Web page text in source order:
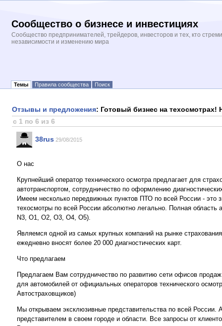
Сообщество о бизнесе и инвестициях
Сообщество предпринимателей, трейдеров, инвесторов и тех, кто
независимости и изменению мира
Темы Правила сообщества Поиск
Отзывы и предложения: Готовый бизнес на техосмотрах!
с 1 по 6 из 6
38rus 29/08/2015
О нас
Крупнейший оператор технического осмотра предлагает для
автотранспортом, сотрудничество по оформлению
Имеем несколько передвижных пунктов ПТО по всей России -
техосмотры по всей России абсолютно легально. Полная
N3, O1, O2, O3, O4, O5).
Являемся одной из самых крупных компаний на рынке
ежедневно вносят более 20 000 диагностических карт.
Что предлагаем
Предлагаем Вам сотрудничество по развитию сети офисов
для автомобилей от официальных операторов технического
Автостраховщиков)
Мы открываем эксклюзивные представительства по всей России.
представителем в своем городе и области. Все запросы от